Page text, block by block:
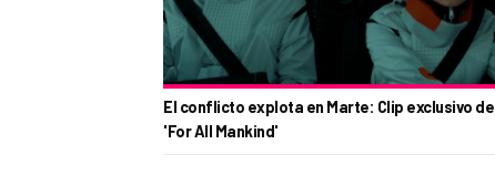
El conflicto explota en Marte: Clip exclusivo de
'For All Mankind'